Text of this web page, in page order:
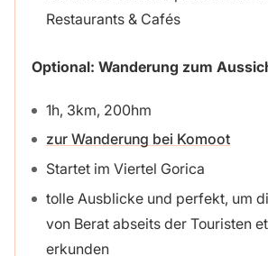
Restaurants & Cafés
Optional: Wanderung zum
1h, 3km, 200hm
zur Wanderung bei Komoot
Startet im Viertel Gorica
tolle Ausblicke und perfekt, um
von Berat abseits der Touristen
erkunden